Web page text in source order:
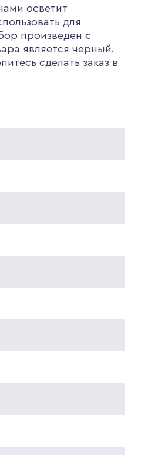
осветит
для
произведен с
является черный.
сделать заказ в